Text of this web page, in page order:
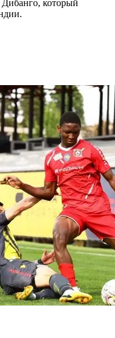
который